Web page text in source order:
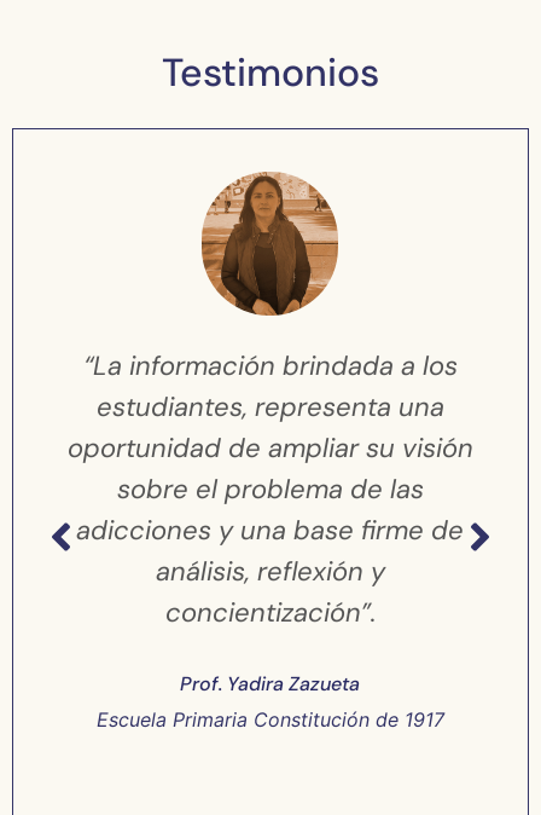
Testimonios
“La información brindada a los
estudiantes, representa una
oportunidad de ampliar su visión
sobre el problema de las
adicciones y una base firme de
análisis, reflexión y
concientización”.
Prof. Yadira Zazueta
Escuela Primaria Constitución de 1917